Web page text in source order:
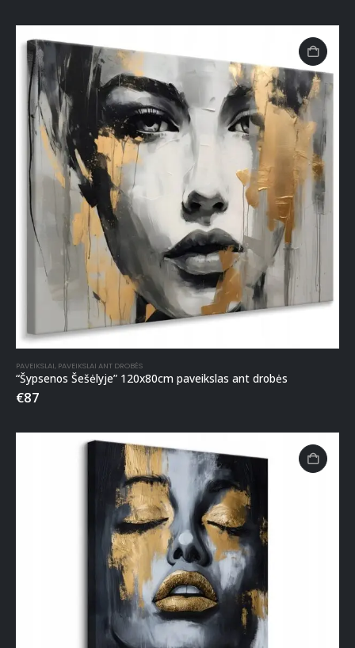
PAVEIKSLAI, PAVEIKSLAI ANT DROBĖS
“Šypsenos Šešėlyje” 120x80cm paveikslas ant drobės
€87